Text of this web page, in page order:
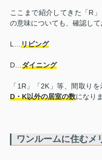
ここまで紹介してきた「R
の意味についても、確認して
L… リビング
D… ダイニング
「1R」「2K」等、間取り
D・K以外の居室の数になり
ワンルームに住むメ